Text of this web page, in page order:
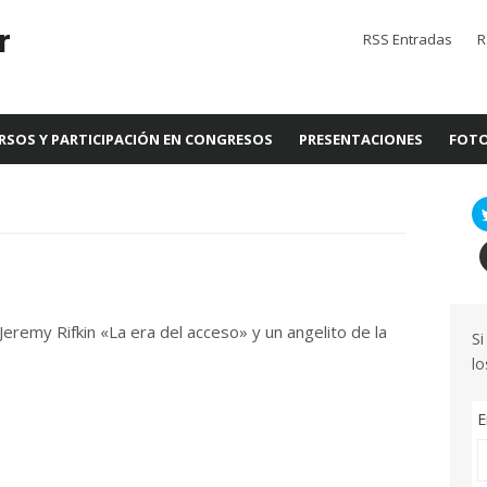
RSS Entradas
Y PARTICIPACIÓN EN CONGRESOS PRESENTACIONES
Rifkin «La era del acceso» y un angelito de la